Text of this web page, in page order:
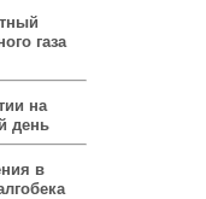
газа
на
день
в